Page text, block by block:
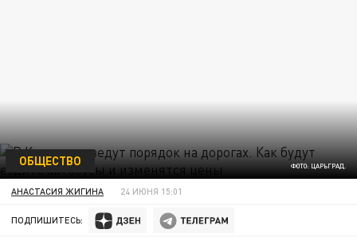
ФОТО: ЦАРЬГРАД.
ОБЩЕСТВО
АНАСТАСИЯ ЖИГИНА 24 ИЮНЯ 15:01
ПОДПИШИТЕСЬ: